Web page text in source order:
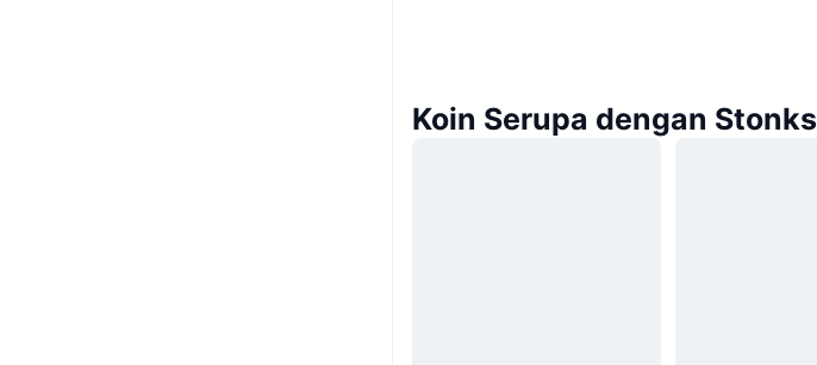
Koin Serupa dengan Stonks